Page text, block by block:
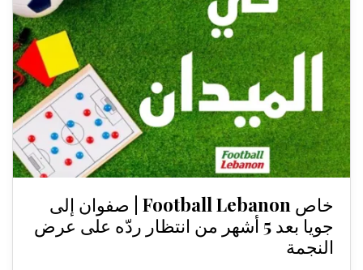
خاص Football Lebanon | صفوان إلى
جويا بعد 5 أشهر من انتظار ردّه على عرض
النجمة